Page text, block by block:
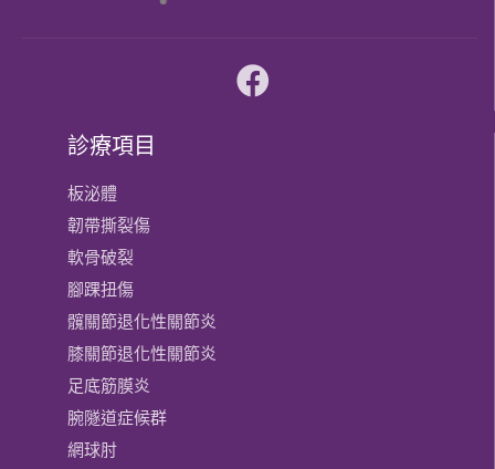
診療項目
板泌體
韌帶撕裂傷
軟骨破裂
腳踝扭傷
髖關節退化性關節炎
膝關節​退化性關節炎
足底筋膜炎
腕隧道症候群
網球肘